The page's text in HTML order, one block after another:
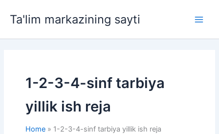
Ta'lim markazining sayti
1-2-3-4-sinf tarbiya
yillik ish reja
Home 1-2-3-4-sinf tarbiya yillik ish reja